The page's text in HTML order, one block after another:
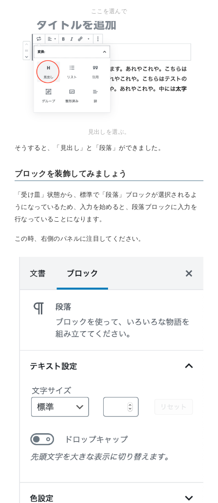
ここを選んで
見出しを選ぶ。
そうすると、「見出し」と「段落」ができました。
ブロックを装飾してみましょう
「受け皿」状態から、標準で「段落」ブロックが選択されるよ
うになっているため、入力を始めると、段落ブロックに入力を
行なっていることになります。
この時、右側のパネルに注目してください。